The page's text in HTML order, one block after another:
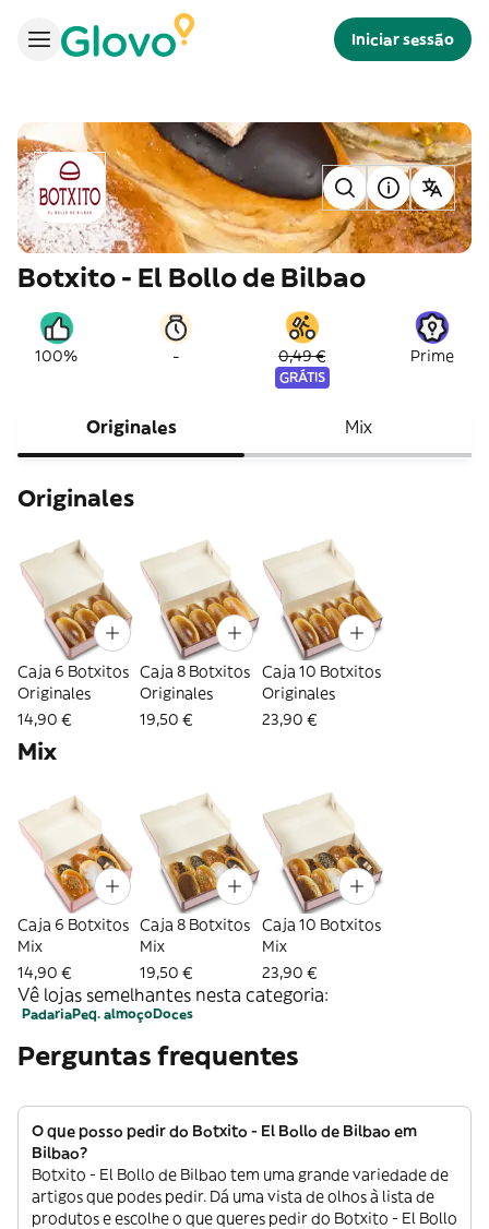
Iniciar sessão
Botxito - El Bollo de Bilbao
100% - 0,49 €
GRÁTIS
Prime
Originales Mix
Originales
Caja 6 Botxitos
Originales
14,90 €
Caja 8 Botxitos
Originales
19,50 €
Caja 10 Botxitos
Originales
23,90 €
Mix
Caja 6 Botxitos
Mix
14,90 €
Caja 8 Botxitos
Mix
19,50 €
Caja 10 Botxitos
Mix
23,90 €
Vê lojas semelhantes nesta categoria:
PadariaPeq. almoçoDoces
Perguntas frequentes
O que posso pedir do Botxito - El Bollo de Bilbao em
Bilbao?
Botxito - El Bollo de Bilbao tem uma grande variedade de
artigos que podes pedir. Dá uma vista de olhos à lista de
produtos e escolhe o que queres pedir do Botxito - El Bollo